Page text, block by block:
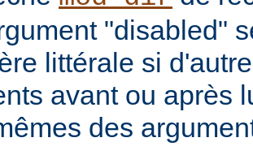
"disabled"
littérale si
avant ou après
des